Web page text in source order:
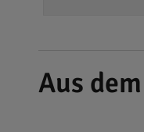
Aus